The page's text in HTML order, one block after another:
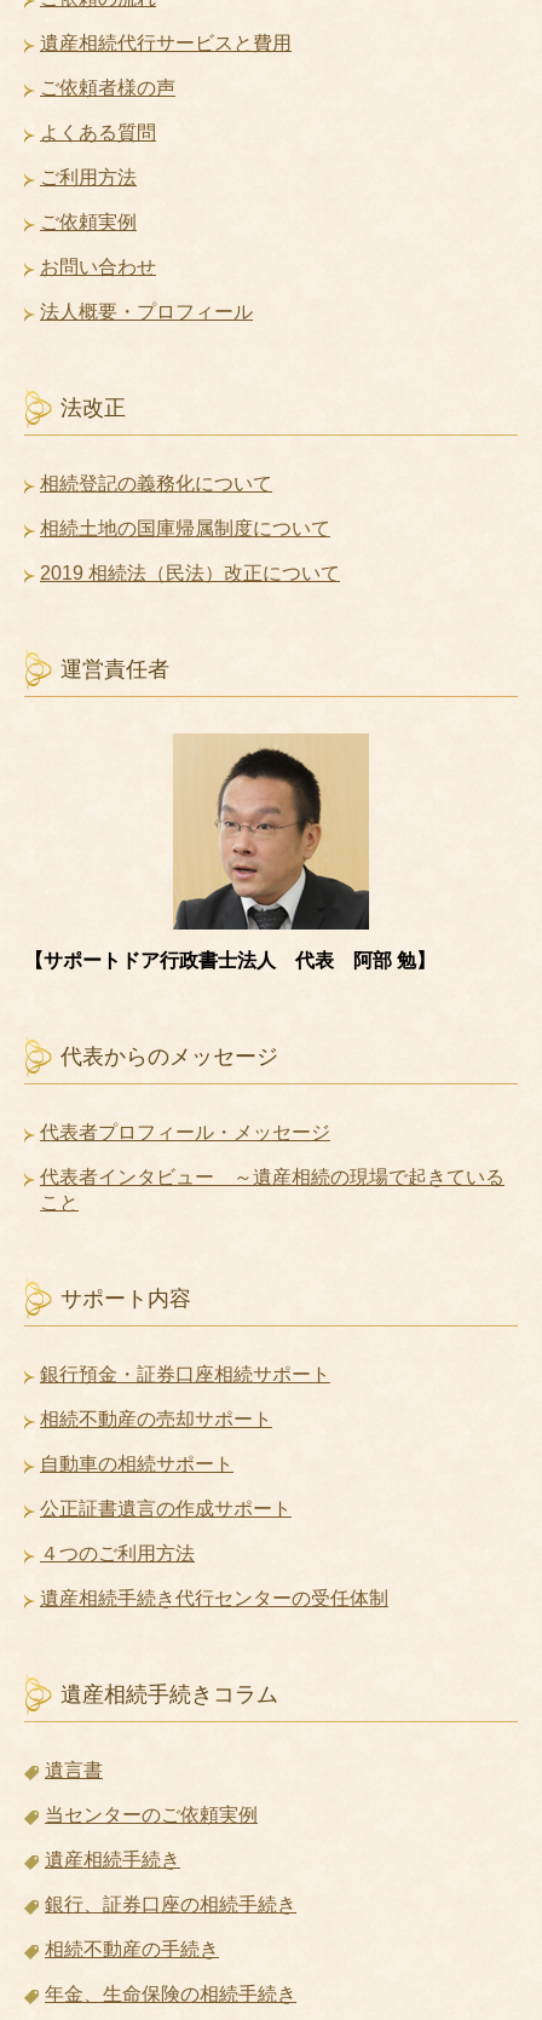
遺産相続代行サービスと費用
ご依頼者様の声
よくある質問
ご利用方法
ご依頼実例
お問い合わせ
法人概要・プロフィール
法改正
相続登記の義務化について
相続土地の国庫帰属制度について
2019 相続法（民法）改正について
運営責任者
【サポートドア行政書士法人 代表 阿部 勉】
代表からのメッセージ
代表者プロフィール・メッセージ
代表者インタビュー ～遺産相続の現場で起きている
こと
サポート内容
銀行預金・証券口座相続サポート
相続不動産の売却サポート
自動車の相続サポート
公正証書遺言の作成サポート
４つのご利用方法
遺産相続手続き代行センターの受任体制
遺産相続手続きコラム
遺言書
当センターのご依頼実例
遺産相続手続き
銀行、証券口座の相続手続き
相続不動産の手続き
年金、生命保険の相続手続き